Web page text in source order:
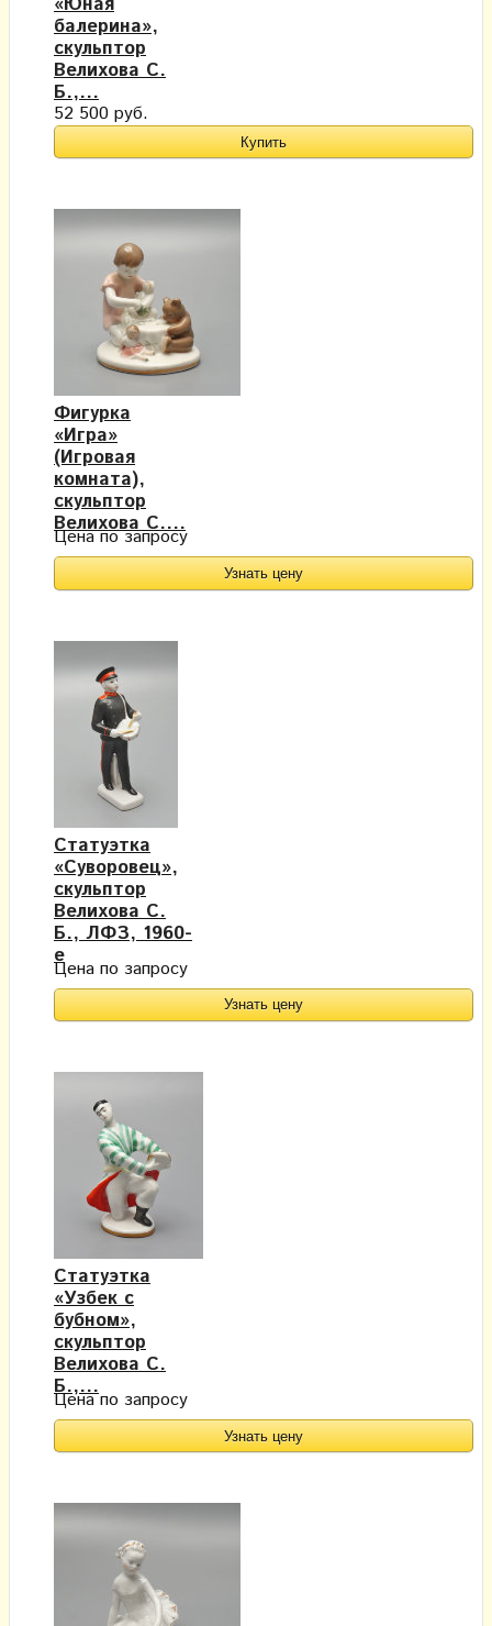
балерина»,
скульптор
Велихова С.
Б.,...
52 500 руб.
Фигурка
«Игра»
(Игровая
комната),
скульптор
Велихова С....
Цена по запросу
Узнать цену
Статуэтка
«Суворовец»,
скульптор
Велихова С.
Б., ЛФЗ, 1960-
е
Цена по запросу
Узнать цену
Статуэтка
«Узбек с
бубном»,
скульптор
Велихова С.
Б.,...
Цена по запросу
Узнать цену